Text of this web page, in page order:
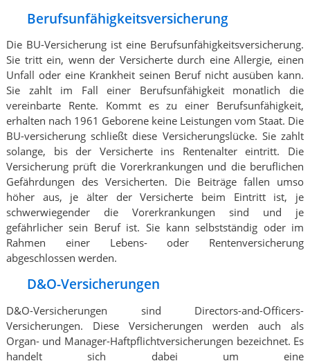
Berufsunfähigkeitsversicherung
Die BU-Versicherung ist eine Berufsunfähigkeitsversicherung.
Sie tritt ein, wenn der Versicherte durch eine Allergie, einen
Unfall oder eine Krankheit seinen Beruf nicht ausüben kann.
Sie zahlt im Fall einer Berufsunfähigkeit monatlich die
vereinbarte Rente. Kommt es zu einer Berufsunfähigkeit,
erhalten nach 1961 Geborene keine Leistungen vom Staat. Die
BU-versicherung schließt diese Versicherungslücke. Sie zahlt
solange, bis der Versicherte ins Rentenalter eintritt. Die
Versicherung prüft die Vorerkrankungen und die beruflichen
Gefährdungen des Versicherten. Die Beiträge fallen umso
höher aus, je älter der Versicherte beim Eintritt ist, je
schwerwiegender die Vorerkrankungen sind und je
gefährlicher sein Beruf ist. Sie kann selbstständig oder im
Rahmen einer Lebens- oder Rentenversicherung
abgeschlossen werden.
D&O-Versicherungen
D&O-Versicherungen sind Directors-and-Officers-
Versicherungen. Diese Versicherungen werden auch als
Organ- und Manager-Haftpflichtversicherungen bezeichnet. Es
handelt sich dabei um eine